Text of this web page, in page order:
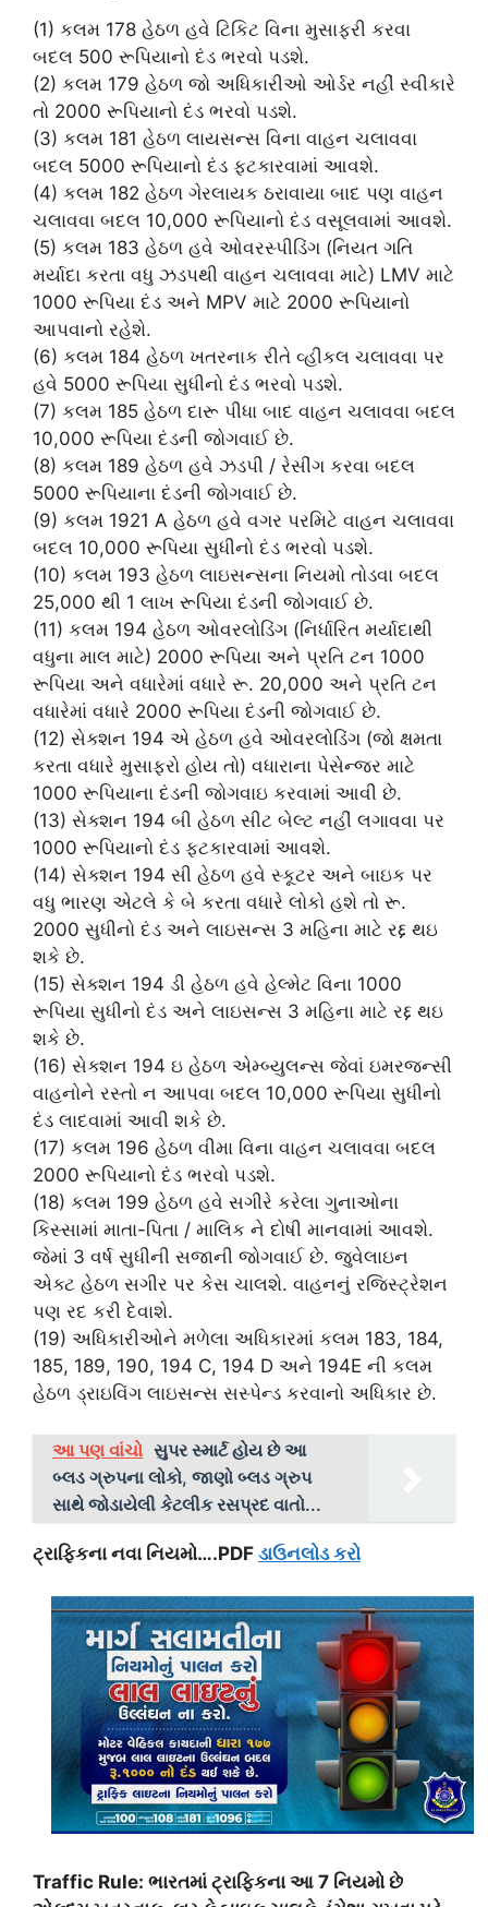
(1) કલમ 178 હેઠળ હવે ટિકિટ વિના મુસાફરી કરવા
બદલ 500 રૂપિયાનો દંડ ભરવો પડશે.
(2) કલમ 179 હેઠળ જો અધિકારીઓ ઓર્ડર નહીં સ્વીકારે
તો 2000 રૂપિયાનો દંડ ભરવો પડશે.
(3) કલમ 181 હેઠળ લાયસન્સ વિના વાહન ચલાવવા
બદલ 5000 રૂપિયાનો દંડ ફટકારવામાં આવશે.
(4) કલમ 182 હેઠળ ગેરલાયક ઠરાવાયા બાદ પણ વાહન
ચલાવવા બદલ 10,000 રૂપિયાનો દંડ વસૂલવામાં આવશે.
(5) કલમ 183 હેઠળ હવે ઓવરસ્પીડિંગ (નિયત ગતિ
મર્યાદા કરતા વધુ ઝડપથી વાહન ચલાવવા માટે) LMV માટે
1000 રૂપિયા દંડ અને MPV માટે 2000 રૂપિયાનો
આપવાનો રહેશે.
(6) કલમ 184 હેઠળ ખતરનાક રીતે વ્હીકલ ચલાવવા પર
હવે 5000 રૂપિયા સુધીનો દંડ ભરવો પડશે.
(7) કલમ 185 હેઠળ દારૂ પીધા બાદ વાહન ચલાવવા બદલ
10,000 રૂપિયા દંડની જોગવાઈ છે.
(8) કલમ 189 હેઠળ હવે ઝડપી / રેસીંગ કરવા બદલ
5000 રૂપિયાના દંડની જોગવાઈ છે.
(9) કલમ 1921 A હેઠળ હવે વગર પરમિટે વાહન ચલાવવા
બદલ 10,000 રૂપિયા સુધીનો દંડ ભરવો પડશે.
(10) કલમ 193 હેઠળ લાઇસન્સના નિયમો તોડવા બદલ
25,000 થી 1 લાખ રૂપિયા દંડની જોગવાઈ છે.
(11) કલમ 194 હેઠળ ઓવરલોડિંગ (નિર્ધારિત મર્યાદાથી
વધુના માલ માટે) 2000 રૂપિયા અને પ્રતિ ટન 1000
રૂપિયા અને વધારેમાં વધારે રૂ. 20,000 અને પ્રતિ ટન
વધારેમાં વધારે 2000 રૂપિયા દંડની જોગવાઈ છે.
(12) સેક્શન 194 એ હેઠળ હવે ઓવરલોડિંગ (જો ક્ષમતા
કરતા વધારે મુસાફરો હોય તો) વધારાના પેસેન્જર માટે
1000 રૂપિયાના દંડની જોગવાઇ કરવામાં આવી છે.
(13) સેક્શન 194 બી હેઠળ સીટ બેલ્ટ નહીં લગાવવા પર
1000 રૂપિયાનો દંડ ફટકારવામાં આવશે.
(14) સેક્શન 194 સી હેઠળ હવે સ્કૂટર અને બાઇક પર
વધુ ભારણ એટલે કે બે કરતા વધારે લોકો હશે તો રૂ.
2000 સુધીનો દંડ અને લાઇસન્સ 3 મહિના માટે રદ્દ થઇ
શકે છે.
(15) સેક્શન 194 ડી હેઠળ હવે હેલ્મેટ વિના 1000
રૂપિયા સુધીનો દંડ અને લાઇસન્સ 3 મહિના માટે રદ્દ થઇ
શકે છે.
(16) સેક્શન 194 ઇ હેઠળ એમ્બ્યુલન્સ જેવાં ઇમરજન્સી
વાહનોને રસ્તો ન આપવા બદલ 10,000 રૂપિયા સુધીનો
દંડ લાદવામાં આવી શકે છે.
(17) કલમ 196 હેઠળ વીમા વિના વાહન ચલાવવા બદલ
2000 રૂપિયાનો દંડ ભરવો પડશે.
(18) કલમ 199 હેઠળ હવે સગીરે કરેલા ગુનાઓના
કિસ્સામાં માતા-પિતા / માલિક ને દોષી માનવામાં આવશે.
જેમાં 3 વર્ષ સુધીની સજાની જોગવાઈ છે. જુવેલાઇન
એક્ટ હેઠળ સગીર પર કેસ ચાલશે. વાહનનું રજિસ્ટ્રેશન
પણ રદ કરી દેવાશે.
(19) અધિકારીઓને મળેલા અધિકારમાં કલમ 183, 184,
185, 189, 190, 194 C, 194 D અને 194E ની કલમ
હેઠળ ડ્રાઇવિંગ લાઇસન્સ સસ્પેન્ડ કરવાનો અધિકાર છે.
આ પણ વાંચો સુપર સ્માર્ટ હોય છે આ
બ્લડ ગ્રુપના લોકો, જાણો બ્લડ ગ્રુપ
સાથે જોડાયેલી કેટલીક રસપ્રદ વાતો...
ટ્રાફિકના નવા નિયમો….PDF ડાઉનલોડ કરો
Traffic Rule: ભારતમાં ટ્રાફિકના આ 7 નિયમો છે